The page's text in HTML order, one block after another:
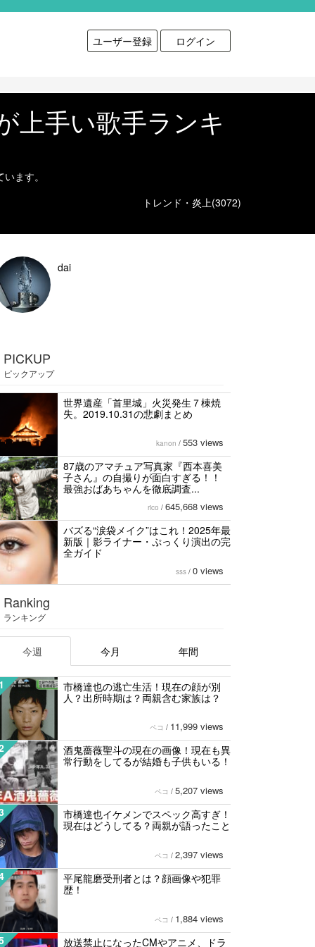
ユーザー登録 ログイン
上手い歌手ランキ
ます。
トレンド・炎上(3072)
dai
PICKUP
ピックアップ
世界遺産「首里城」火災発生７棟焼
失。2019.10.31の悲劇まとめ
kanon / 553 views
87歳のアマチュア写真家『西本喜美
子さん』の自撮りが面白すぎる！！
最強おばあちゃんを徹底調査...
rico / 645,668 views
バズる“涙袋メイク”はこれ！2025年最
新版｜影ライナー・ぷっくり演出の完
全ガイド
sss / 0 views
Ranking
ランキング
今週 今月 年間
市橋達也の逃亡生活！現在の顔が別
人？出所時期は？両親含む家族は？
ペコ / 11,999 views
酒鬼薔薇聖斗の現在の画像！現在も異
常行動をしてるが結婚も子供もいる！
ペコ / 5,207 views
市橋達也イケメンでスペック高すぎ！
現在はどうしてる？両親が語ったこと
ペコ / 2,397 views
平尾龍磨受刑者とは？顔画像や犯罪
歴！
ペコ / 1,884 views
放送禁止になったCMやアニメ、ドラ